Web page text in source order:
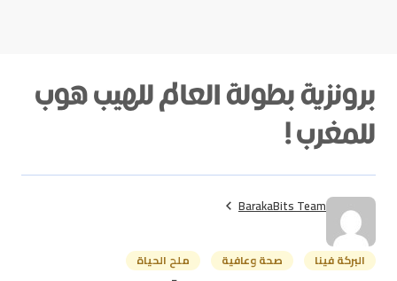
برونزية بطولة العالم للهيب هوب
للمغرب !
BarakaBits Team
البركة فينا صحة وعافية ملح الحياة